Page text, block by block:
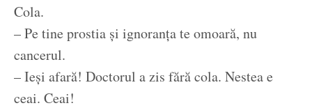
Cola.
– Pe tine prostia și ignoranța te omoară, nu
cancerul.
– Ieși afară! Doctorul a zis fără cola. Nestea e
ceai. Ceai!